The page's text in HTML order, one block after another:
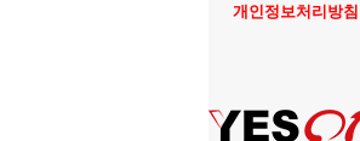
개인정보처리방침